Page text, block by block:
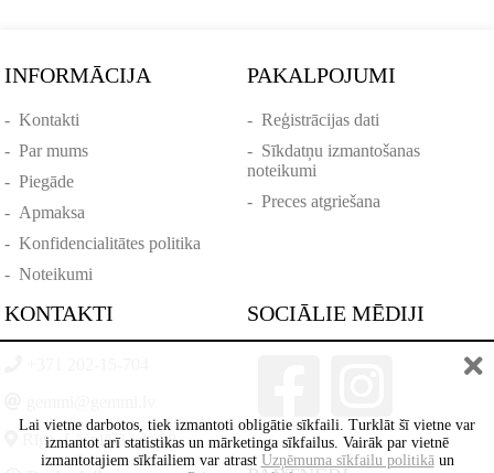
INFORMĀCIJA
-Kontakti
-Par mums
-Piegāde
- Apmaksa
-Konfidencialitātes politika
-Noteikumi
PAKALPOJUMI
- Reģistrācijas dati
- Sīkdatņu izmantošanas
noteikumi
- Preces atgriešana
KONTAKTI
Rīga, Lāčplēšā iela 88
SOCIĀLIE MĒDIJI
Lai vietne darbotos, tiek izmantoti obligātie sīkfaili. Turklāt šī vietne var
izmantot arī statistikas un mārketinga sīkfailus. Vairāk par vietnē
izmantotajiem sīkfailiem var atrast Uzņēmuma sīkfailu politikāun